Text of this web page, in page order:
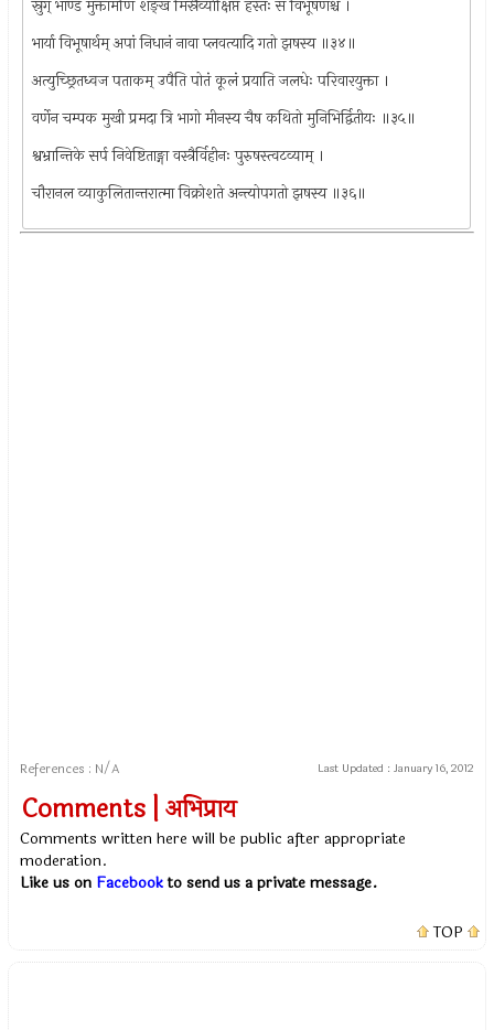
स्रुग् भाण्ड मुक्तामणि शङ्ख मिस्रैर्व्याक्षिप्त हस्तः स विभूषणश्च ।
भार्या विभूषार्थम् अपां निधानं नावा प्लवत्यादि गतो झषस्य ॥३४॥
अत्युच्छ्रितध्वज पताकम् उपैति पोतं कूलं प्रयाति जलधेः परिवारयुक्ता ।
वर्णेन चम्पक मुखी प्रमदा त्रि भागो मीनस्य चैष कथितो मुनिभिर्द्वितीयः ॥३५॥
श्वभ्रान्तिके सर्प निवेष्टिताङ्गा वस्त्रैर्विहीनः पुरुषस्त्वटव्याम् ।
चौरानल व्याकुलितान्तरात्मा विक्रोशते अन्त्योपगतो झषस्य ॥३६॥
References : N/A Last Updated : January 16, 2012
Comments | अभिप्राय
Comments written here will be public after appropriate
moderation.
Like us on Facebookto send us a private message.
TOP